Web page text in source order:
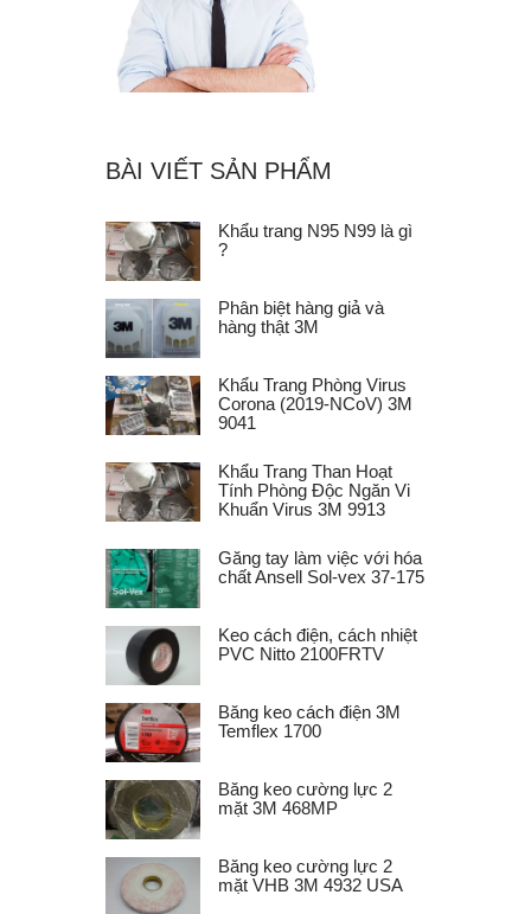
BÀI VIẾT SẢN PHẨM
Khẩu trang N95 N99 là gì
?
Phân biệt hàng giả và
hàng thật 3M
Khẩu Trang Phòng Virus
Corona (2019-NCoV) 3M
9041
Khẩu Trang Than Hoạt
Tính Phòng Độc Ngăn Vi
Khuẩn Virus 3M 9913
Găng tay làm việc với hóa
chất Ansell Sol-vex 37-175
Keo cách điện, cách nhiệt
PVC Nitto 2100FRTV
Băng keo cách điện 3M
Temflex 1700
Băng keo cường lực 2
mặt 3M 468MP
Băng keo cường lực 2
mặt VHB 3M 4932 USA